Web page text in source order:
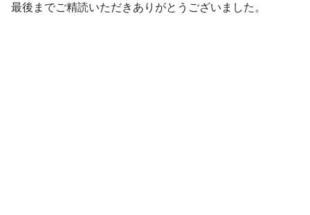
最後までご精読いただきありがとうございました。